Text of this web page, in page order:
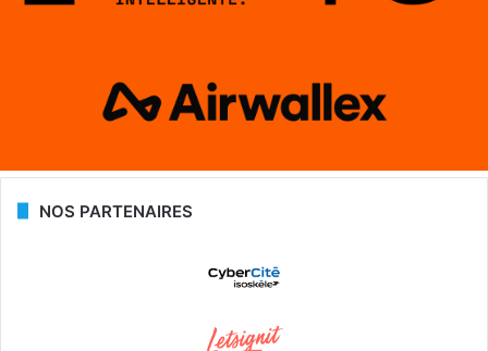
NOS PARTENAIRES